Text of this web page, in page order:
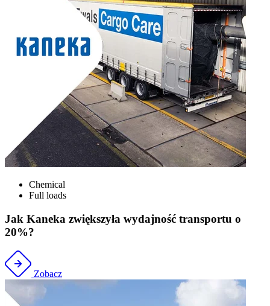
Chemical
Full loads
Jak Kaneka zwiększyła wydajność transportu o
20%?
Zobacz